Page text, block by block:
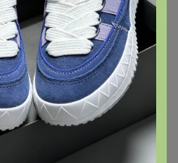
вкусом шоколада .😋